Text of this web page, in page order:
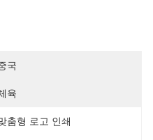
국
육
춤형 로고 인쇄